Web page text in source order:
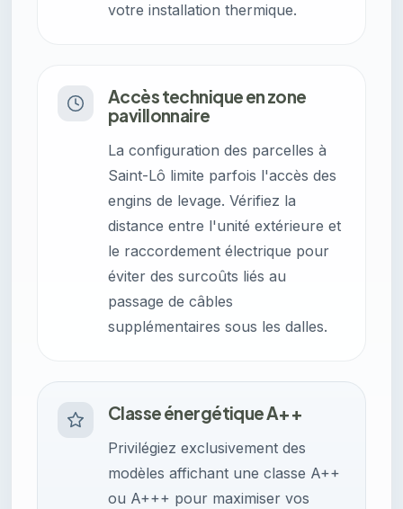
votre installation thermique.
Accès technique en zone
pavillonnaire
La configuration des parcelles à
Saint-Lô limite parfois l'accès des
engins de levage. Vérifiez la
distance entre l'unité extérieure et
le raccordement électrique pour
éviter des surcoûts liés au
passage de câbles
supplémentaires sous les dalles.
Classe énergétique A++
Privilégiez exclusivement des
modèles affichant une classe A++
ou A+++ pour maximiser vos